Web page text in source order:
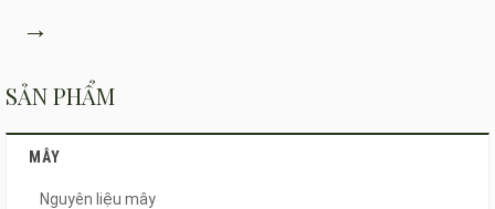
→
SẢN PHẨM
MÂY
Nguyên liệu mây